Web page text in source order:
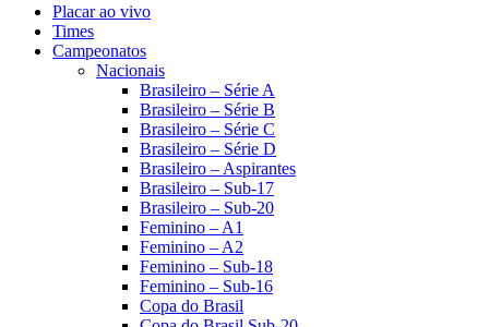
Placar ao vivo
Times
Campeonatos
Nacionais
Brasileiro – Série A
Brasileiro – Série B
Brasileiro – Série C
Brasileiro – Série D
Brasileiro – Aspirantes
Brasileiro – Sub-17
Brasileiro – Sub-20
Feminino – A1
Feminino – A2
Feminino – Sub-18
Feminino – Sub-16
Copa do Brasil